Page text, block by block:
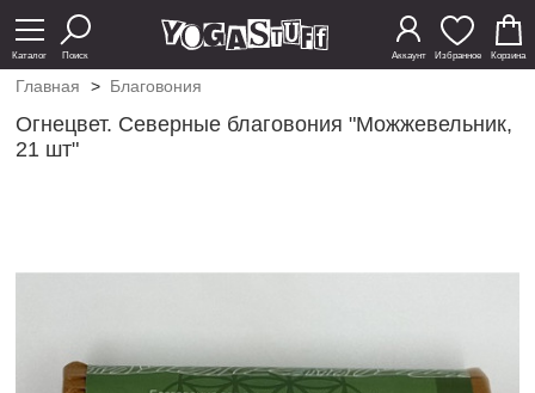
Каталог Поиск Аккаунт Избранное Корзина
Главная > Благовония
Огнецвет. Северные благовония "Можжевельник,
21 шт"